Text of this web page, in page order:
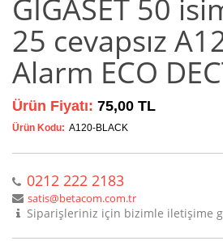
GIGASET 50
25 cevapsız
Alarm ECO
Ürün Fiyatı: 75,00 TL
Ürün Kodu: A120-BLACK
0212 222 2183
satis@betacom.com.tr
Siparişleriniz için bizimle iletişime